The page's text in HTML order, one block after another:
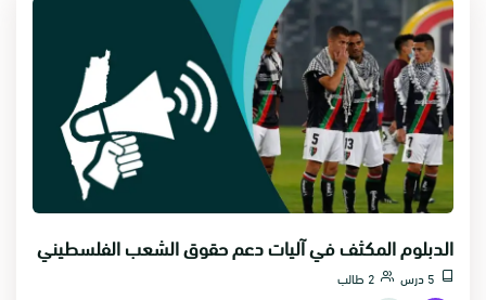
الدبلوم المكثف في آليات دعم حقوق الشعب الفلسطيني
5 درس 2 طالب